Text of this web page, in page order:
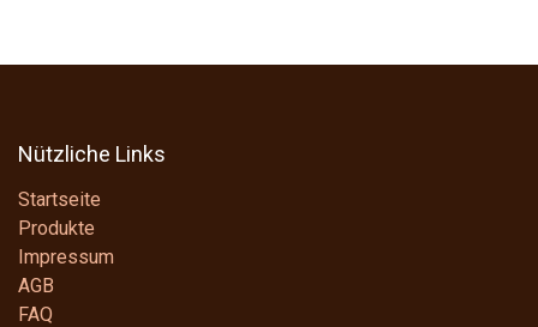
Nützliche Links
Startseite
Produkte
Impressum
AGB
FAQ